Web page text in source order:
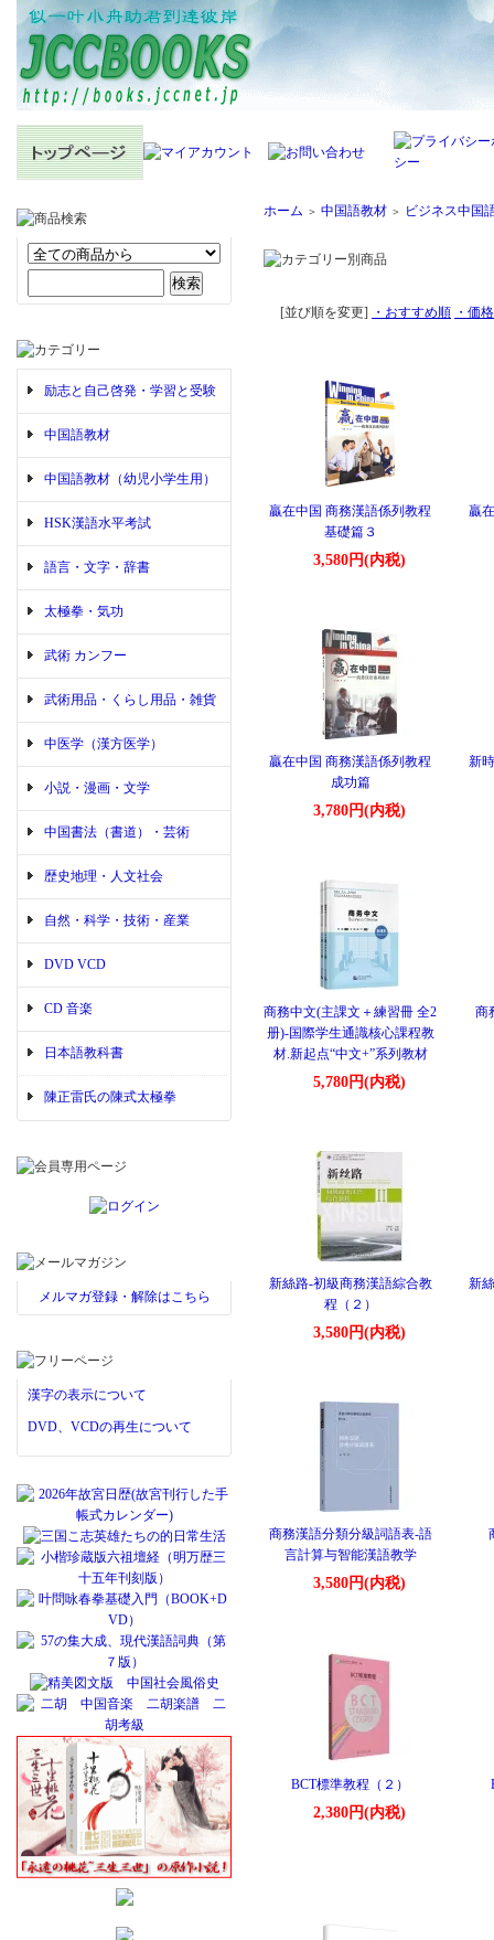
励志と自己啓発・学習と受験
中国語教材
中国語教材（幼児小学生用）
HSK漢語水平考試
語言・文字・辞書
太極拳・気功
武術 カンフー
武術用品・くらし用品・雑貨
中医学（漢方医学）
小説・漫画・文学
中国書法（書道）・芸術
歴史地理・人文社会
自然・科学・技術・産業
DVD VCD
CD 音楽
日本語教科書
陳正雷氏の陳式太極拳
メルマガ登録・解除はこちら
漢字の表示について
DVD、VCDの再生について
ホーム ＞ 中国語教材 ＞ ビジネス中国
[並び順を変更] ・おすすめ順 ・価
贏在中国 商務漢語係列教程
基礎篇３
3,580円(内税)
贏
贏在中国 商務漢語係列教程
成功篇
3,780円(内税)
新
商務中文(主課文＋練習冊 全2
册)-国際学生通識核心課程教
材.新起点“中文+”系列教材
5,780円(内税)
商
新絲路-初級商務漢語綜合教
程（２）
3,580円(内税)
新
商務漢語分類分級詞語表-語
言計算与智能漢語教学
3,580円(内税)
BCT標準教程（２）
2,380円(内税)